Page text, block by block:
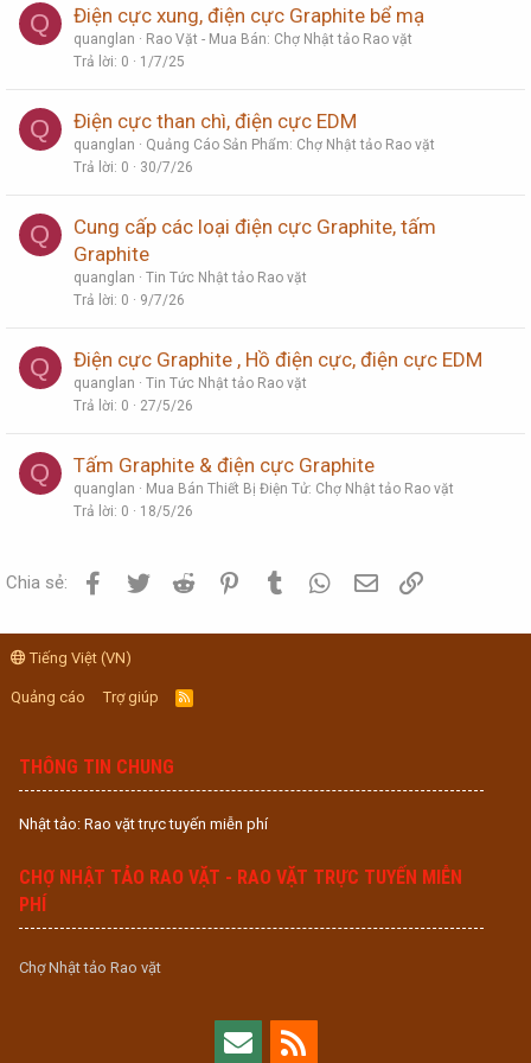
Q Điện cực xung, điện cực Graphite bể mạ
quanglan
Rao Vặt - Mua Bán: Chợ Nhật tảo Rao vặt
Trả lời 0 1/7/25
Q Điện cực than chì, điện cực EDM
quanglan
Quảng Cáo Sản Phẩm: Chợ Nhật tảo Rao vặt
Trả lời 0 30/7/26
Q
Cung cấp các loại điện cực Graphite, tấm
Graphite
quanglan
Tin Tức Nhật tảo Rao vặt
Trả lời 0 9/7/26
Q Điện cực Graphite , Hồ điện cực, điện cực EDM
quanglan
Tin Tức Nhật tảo Rao vặt
Trả lời 0 27/5/26
Q Tấm Graphite & điện cực Graphite
quanglan
Mua Bán Thiết Bị Điện Tử: Chợ Nhật tảo Rao vặt
Trả lời 0 18/5/26
Chia sẻ: Facebook
Twitter Reddit PinterestTumblr WhatsApp
Email
Tiếng Việt (VN)
Quảng cáo Trợ giúp
R
THÔNG TIN CHUNG
Nhật tảo: Rao vặt trực tuyến miễn phí
CHỢ NHẬT TẢO RAO VẶT - RAO VẶT TRỰC TUYẾN MIỄN
PHÍ
Chợ Nhật tảo Rao vặt